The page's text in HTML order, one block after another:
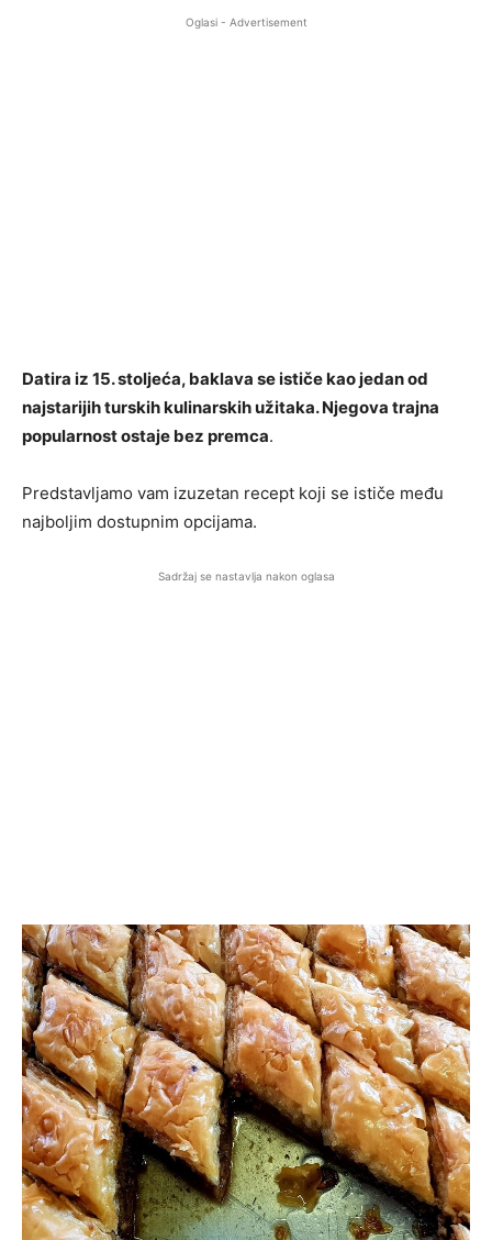
Oglasi - Advertisement
Datira iz 15. stoljeća, baklava se ističe kao jedan od
najstarijih turskih kulinarskih užitaka. Njegova trajna
popularnost ostaje bez premca.
Predstavljamo vam izuzetan recept koji se ističe među
najboljim dostupnim opcijama.
Sadržaj se nastavlja nakon oglasa